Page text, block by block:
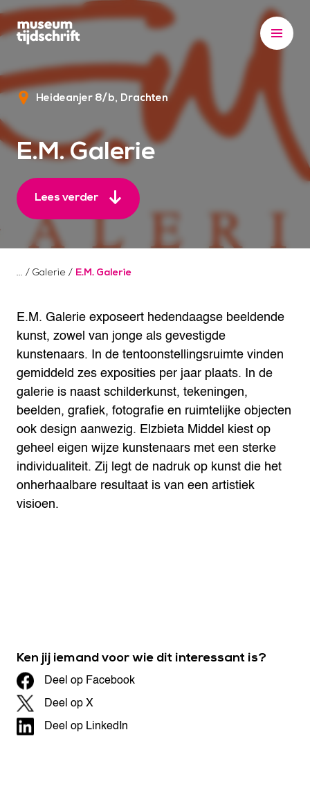
S
k
t
c
o
t
Heideanjer 8/b Drachten
E.M. Galerie
Lees verder
/ Galerie / E.M. Galerie
E.M. Galerie exposeert hedendaagse beeldende
kunst, zowel van jonge als gevestigde
kunstenaars. In de tentoonstellingsruimte vinden
gemiddeld zes exposities per jaar plaats. In de
galerie is naast schilderkunst, tekeningen,
beelden, grafiek, fotografie en ruimtelijke objecten
ook design aanwezig. Elzbieta Middel kiest op
geheel eigen wijze kunstenaars met een sterke
individualiteit. Zij legt de nadruk op kunst die het
onherhaalbare resultaat is van een artistiek
visioen.
Ken jij iemand voor wie dit interessant is?
Deel op Facebook
Deel op X
Deel op LinkedIn